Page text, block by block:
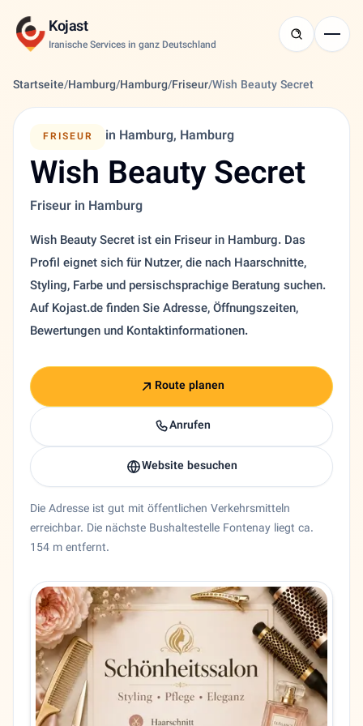
Kojast
Iranische Services in ganz Deutschland
Startseite/Hamburg/Hamburg/Friseur/Wish Beauty Secret
FRISEUR in Hamburg, Hamburg
Wish Beauty Secret
Friseur in Hamburg
Wish Beauty Secret ist ein Friseur in Hamburg. Das
Profil eignet sich für Nutzer, die nach Haarschnitte,
Styling, Farbe und persischsprachige Beratung suchen.
Auf Kojast.de finden Sie Adresse, Öffnungszeiten,
Bewertungen und Kontaktinformationen.
Route planen
Anrufen
Website besuchen
Die Adresse ist gut mit öffentlichen Verkehrsmitteln
erreichbar. Die nächste Bushaltestelle Fontenay liegt ca.
154 m entfernt.
Friseur Wish Beauty Secret in Hamburg, Hamburg. 🇩🇪
Bundesland
Hamburg
Stadt
Hamburg
Adresse
Heimhuder Str. 3